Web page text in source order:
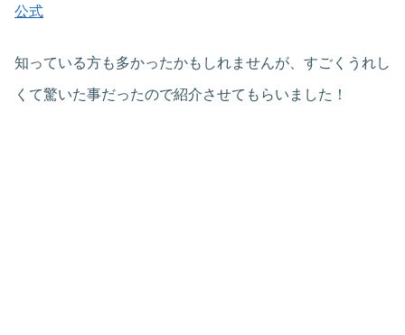
公式
知っている方も多かったかもしれませんが、すごくうれし
くて驚いた事だったので紹介させてもらいました！